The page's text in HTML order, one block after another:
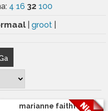
4 16 32 100
groot
marianne faithf...